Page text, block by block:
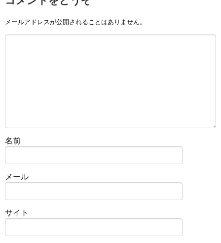
メールアドレスが公開されることはありません。
名前
メール
サイト